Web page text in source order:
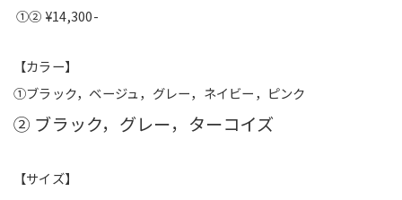
①② ¥14,300-
【カラー】
①ブラック，ベージュ，グレー，ネイビー，ピンク
② ブラック，グレー，ターコイズ
【サイズ】